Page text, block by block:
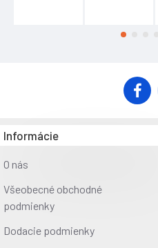
Informácie
O nás
Všeobecné obchodné
podmienky
Dodacie podmienky